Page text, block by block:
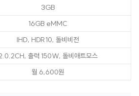
3GB
16GB eMMC
IHD, HDR10, 돌비비전
출력 150W, 돌비애트모스
월 6,600원